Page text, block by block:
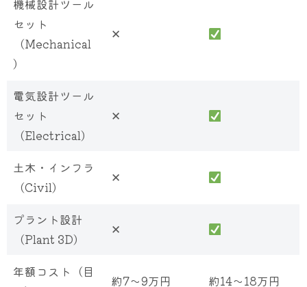
機械設計ツール
セット
（Mechanical
）
✕
電気設計ツール
セット
（Electrical）
✕
土木・インフラ
（Civil）
✕
プラント設計
（Plant 3D）
✕
年額コスト（目
約7〜9万円 約14〜18万円